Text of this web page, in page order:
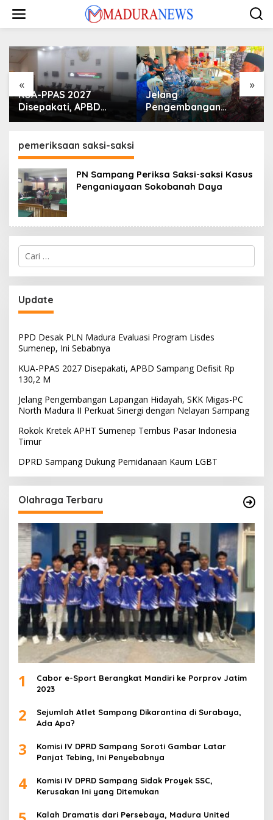
konten
« »
KUA-PPAS 2027
Disepakati, APBD
Sampang Defisit Rp
Jelang
Pengembangan
Lapangan Hidayah,
Nelayan Sampang
pemeriksaan saksi-saksi
PN Sampang Periksa Saksi-saksi Kasus
Penganiayaan Sokobanah Daya
Cari
untuk:
Update
PPD Desak PLN Madura Evaluasi Program Lisdes
Sumenep, Ini Sebabnya
KUA-PPAS 2027 Disepakati, APBD Sampang Defisit Rp
130,2 M
Jelang Pengembangan Lapangan Hidayah, SKK Migas-PC
North Madura II Perkuat Sinergi dengan Nelayan Sampang
Rokok Kretek APHT Sumenep Tembus Pasar Indonesia
Timur
DPRD Sampang Dukung Pemidanaan Kaum LGBT
Olahraga Terbaru
1
Cabor e-Sport Berangkat Mandiri ke Porprov Jatim
2023
2
Sejumlah Atlet Sampang Dikarantina di Surabaya,
Ada Apa?
3
Komisi IV DPRD Sampang Soroti Gambar Latar
Panjat Tebing, Ini Penyebabnya
4
Komisi IV DPRD Sampang Sidak Proyek SSC,
Kerusakan Ini yang Ditemukan
Kalah Dramatis dari Persebaya, Madura United